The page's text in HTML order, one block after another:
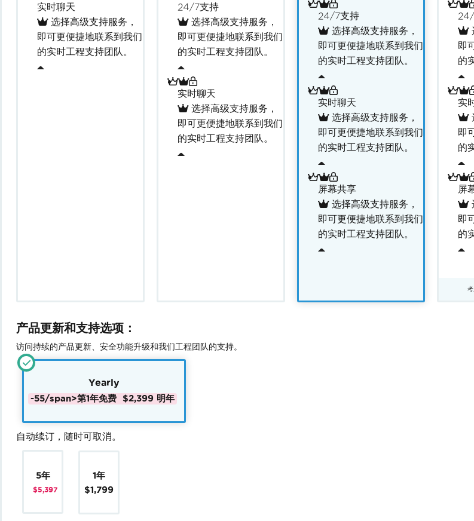
实时聊天
选择高级支持服务，
即可更便捷地联系到我们
的实时工程支持团队。
24/7支持
选择高级支持服务，
即可更便捷地联系到我们
的实时工程支持团队。
实时聊天
选择高级支持服务，
即可更便捷地联系到我们
的实时工程支持团队。
24/7支持
选择高级支持服务，
即可更便捷地联系到我们
的实时工程支持团队。
实时聊天
选择高级支持服务，
即可更便捷地联系到我们
的实时工程支持团队。
屏幕共享
选择高级支持服务，
即可更便捷地联系到我们
的实时工程支持团队。
即
的
实
即
的
屏
即
的
产品更新和支持选项：
访问持续的产品更新、安全功能升级和我们工程团队的支持。
Yearly
-55/span>第1年免费 $2,399 明年
自动续订，随时可取消。
5年
$5,397
1年
$1,799